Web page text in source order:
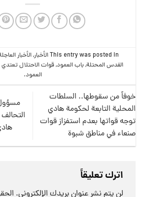
This entry was posted inالأخبار,الأخبار
القدس المحتلة,باب العمود,قوات الاحتلال
العمود.
خوفاً من سقوطها.. السلطات
المحلية التابعة لحكومة هادي
توجه قواتها بعدم استفزاز قوات
صنعاء في مناطق شبوة
اترك تعليقاً
لن يتم نشر عنوان بريدك الإلكتروني.